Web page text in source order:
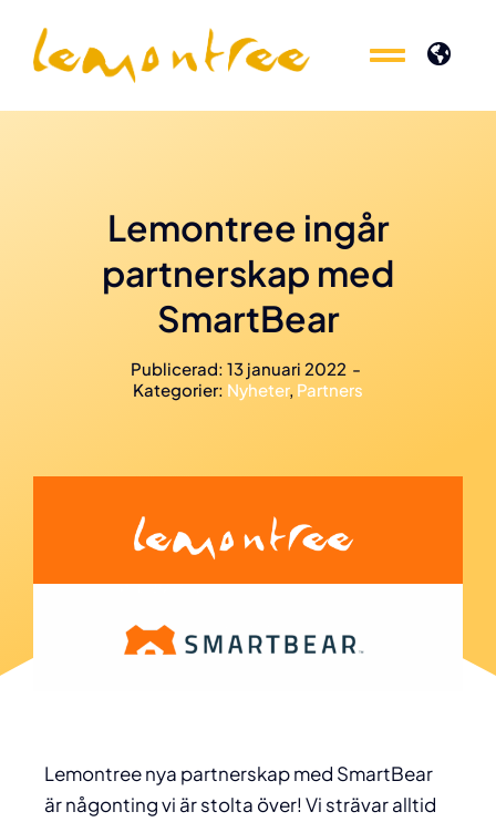
innehållet
Toggle
Toggle
Lemontree ingår
partnerskap med
SmartBear
Publicerad: 13 januari 2022 -
Kategorier: Nyheter, Partners
Lemontree nya partnerskap med SmartBear
är någonting vi är stolta över! Vi strävar alltid